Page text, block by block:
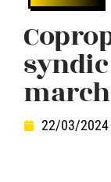
22/03/2024